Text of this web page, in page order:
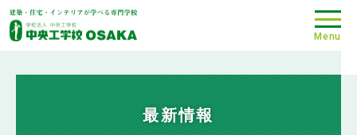
最新情報
Menu